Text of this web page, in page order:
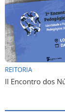
REITORIA
II Encontro dos